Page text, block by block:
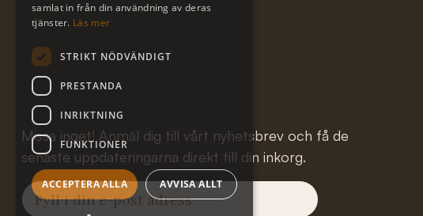
Subscribe to our newsletter!
Missa inget! Anmäl dig till vårt nyhetsbrev och få de
senaste uppdateringarna direkt till din inkorg.
samlat in från din användning av deras
tjänster. Läs mer
STRIKT NÖDVÄNDIGT
PRESTANDA
INRIKTNING
FUNKTIONER
ACCEPTERA ALLA AVVISA ALLT